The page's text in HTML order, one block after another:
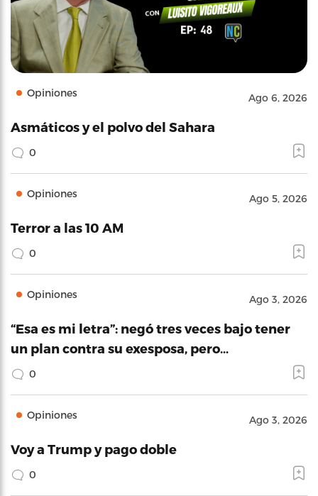
Opiniones Ago 6, 2026
Asmáticos y el polvo del Sahara
0
Opiniones Ago 5, 2026
Terror a las 10 AM
0
Opiniones Ago 3, 2026
“Esa es mi letra”: negó tres veces bajo tener
un plan contra su exesposa, pero…
0
Opiniones Ago 3, 2026
Voy a Trump y pago doble
0